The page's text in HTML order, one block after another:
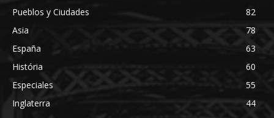
Pueblos y Ciudades
82
Asia
78
España
63
História
60
Especiales
55
Inglaterra
44